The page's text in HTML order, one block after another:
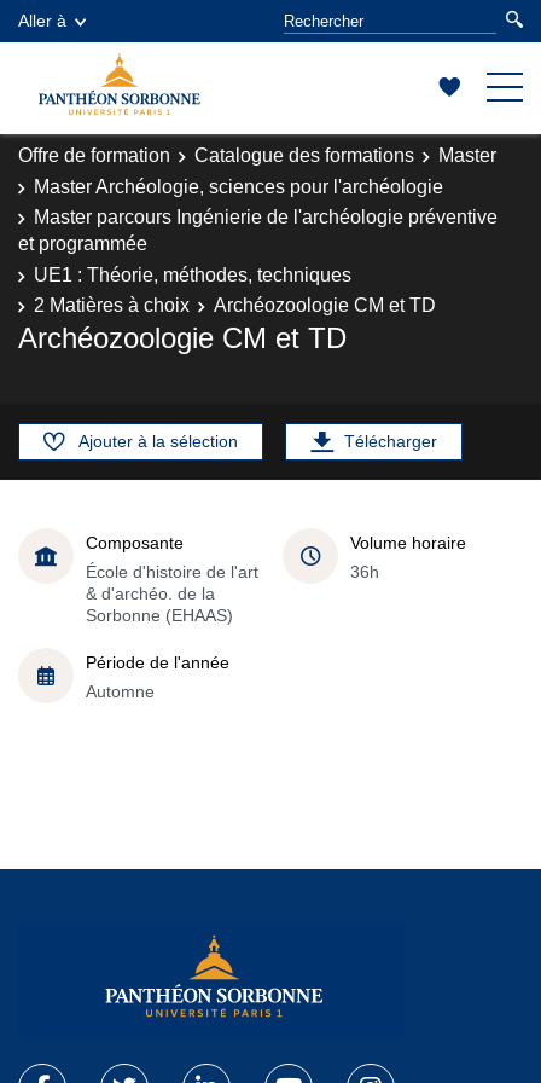
Aller à
Offre de formation Catalogue des formations
Master
Master Archéologie, sciences pour l'archéologie
Master parcours Ingénierie de l'archéologie préventive
et programmée
UE1 : Théorie, méthodes, techniques
2 Matières à choix
Archéozoologie CM et TD
Archéozoologie CM et TD
Ajouter à la sélection Télécharger
Composante
École d'histoire de l'art
& d'archéo. de la
Sorbonne (EHAAS)
Volume horaire
36h
Période de l'année
Automne